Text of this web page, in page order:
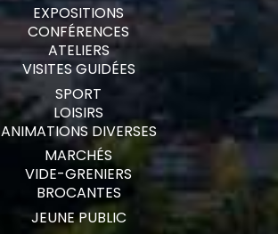
EXPOSITIONS
CONFÉRENCES
ATELIERS
VISITES GUIDÉES
SPORT
LOISIRS
ANIMATIONS DIVERSES
MARCHÉS
VIDE-GRENIERS
BROCANTES
JEUNE PUBLIC